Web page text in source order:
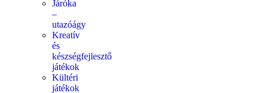
Járóka
–
utazóágy
Kreatív
és
készségfejlesztő
játékok
Kültéri
játékok